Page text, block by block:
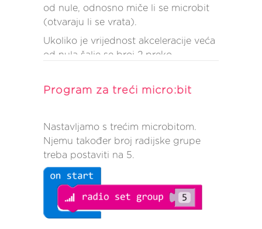
Na slici se vidi gotov program prvog
micro:bita na pxt.microbit.org.
od nule, odnosno miče li se microbit
(otvaraju li se vrata).
Ukoliko je vrijednost akceleracije veća
od nula šalje se broj 2 preko
četvrti, alarmni microbit).
Isti microbit ima dodatnu funkciju –
detekcija požara. Dodajemo ponovo
beskonačnu petlju (blok forever) te
Program za treći micro:bit
Nastavljamo s trećim microbitom.
Njemu također broj radijske grupe
treba postaviti na 5.